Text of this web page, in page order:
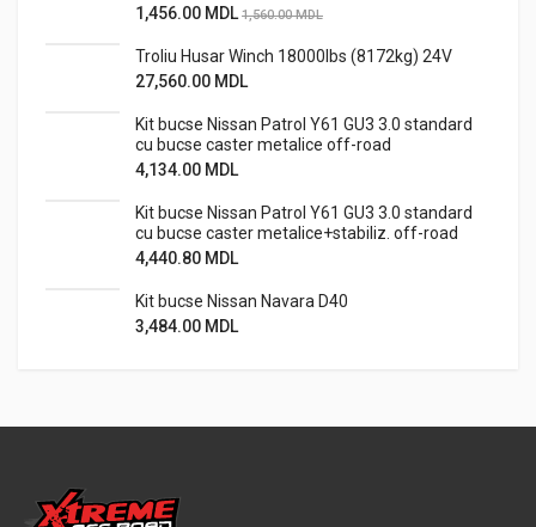
1,456.00 MDL 1,560.00MDL
Troliu Husar Winch 18000lbs (8172kg) 24V
27,560.00 MDL
Kit bucse Nissan Patrol Y61 GU3 3.0 standard
cu bucse caster metalice off-road
4,134.00 MDL
Kit bucse Nissan Patrol Y61 GU3 3.0 standard
cu bucse caster metalice+stabiliz. off-road
4,440.80 MDL
Kit bucse Nissan Navara D40
3,484.00 MDL